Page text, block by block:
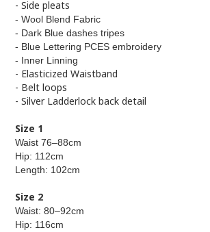
- Side pleats
- Wool Blend Fabric
- Dark Blue dashes tripes
- Blue Lettering PCES embroidery
- Inner Linning
- Elasticized Waistband
- Belt loops
- Silver Ladderlock back detail
Size 1
Waist 76–88cm
Hip: 112cm
Length: 102cm
Size 2
Waist: 80–92cm
Hip: 116cm